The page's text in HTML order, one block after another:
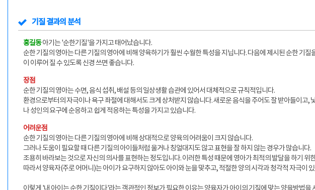
기질 결과의 분석
홍길동아기는 '순한기질'을 가지고 태어났습니다.
순한 기질의 영아는 다른 기질의 영아에 비해 양육하기가 훨씬 수월한 특성을 지닙니다. 다음에 제시된 순한 기
이 이루어 질 수 있도록 신경 쓰면 좋습니다.
장점
순한 기질의 영아는 수면, 음식 섭취, 배설 등의 일상생활 습관에 있어서 대체적으로 규칙적입니다.
환경으로부터의 자극이나 욕구 좌절에 대해서도 크게 상처받지 않습니다. 새로운 음식을 주어도 잘 받아들이
나 성인의 요구에 순응하고 쉽게 적응하는 특성을 가지고 있습니다.
어려운점
순한 기질의 영아는 다른 기질의 영아에 비해 상대적으로 양육의 어려움이 크지 않습니다.
그러나 도움이 필요할 때 다른 기질의 아이들처럼 울거나 칭얼대지도 않고 표현을 잘 하지 않는 경우가 많습니다.
조용히 바라보는 것으로 자신의 의사를 표현하는 정도입니다. 이러한 특성 때문에 영아가 최적의 발달을 하기
따라서 양육자(주로 어머니)는 아이가 요구하지 않아도 아이와 눈을 맞추고, 적절한 양의 시각과 청각적 자극이